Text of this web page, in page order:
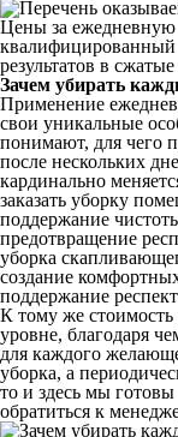
Цены за ежедневную
квалифицированный
результатов в
Зачем убирать
Применение
свои уникальные
понимают, для чего
после нескольких
кардинально
заказать уборку
поддержание
предотвращение
уборка
создание
поддержание
К тому же стоимость
уровне, благодаря
для каждого
уборка, а
то и здесь мы
обратиться к